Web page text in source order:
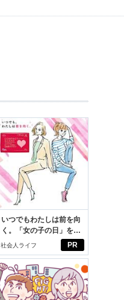
PR
いつでもわたしは前を向
く。「女の子の日」を前
向きに♪社会人エリ・大
社会人ライフ